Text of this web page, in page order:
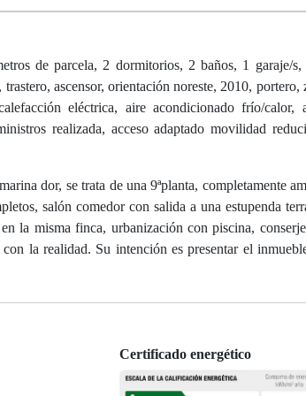
de parcela, 2 dormitorios, 2 baños, 1 garaje/s,
ascensor, orientación noreste, 2010, portero,
eléctrica, aire acondicionado frío/calor,
realizada, acceso adaptado movilidad
dor, se trata de una 9ªplanta, completamente
salón comedor con salida a una estupenda
la misma finca, urbanización con piscina,
la realidad. Su intención es presentar el
Certificado energético